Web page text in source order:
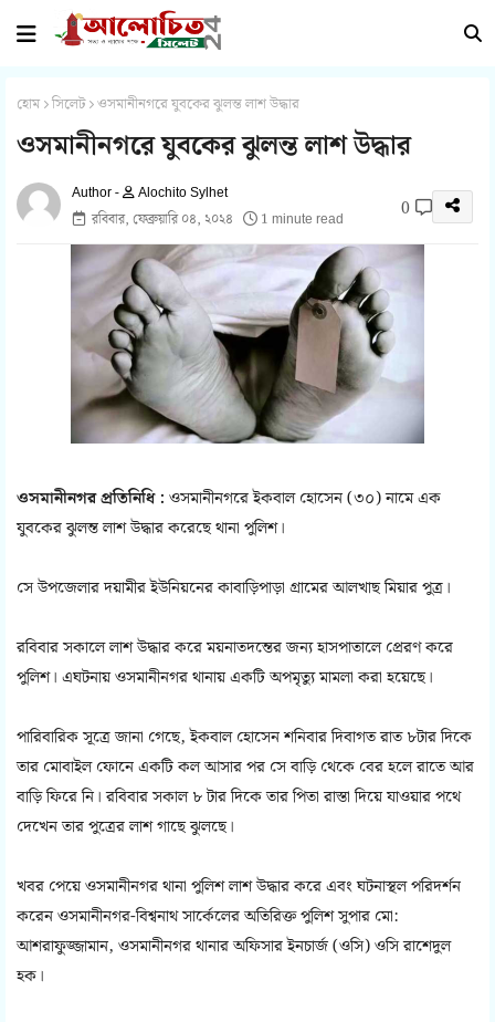
হোম সিলেট ওসমানীনগরে যুবকের ঝুলন্ত লাশ উদ্ধার
ওসমানীনগরে যুবকের ঝুলন্ত লাশ উদ্ধার
Alochito Sylhet
রবিবার, ফেব্রুয়ারি ০৪, ২০২৪
1 minute read 0
ওসমানীনগর প্রতিনিধি : ওসমানীনগরে ইকবাল হোসেন (৩০) নামে এক
যুবকের ঝুলন্ত লাশ উদ্ধার করেছে থানা পুলিশ।
সে উপজেলার দয়ামীর ইউনিয়নের কাবাড়িপাড়া গ্রামের আলখাছ মিয়ার পুত্র।
রবিবার সকালে লাশ উদ্ধার করে ময়নাতদন্তের জন্য হাসপাতালে প্রেরণ করে
পুলিশ। এঘটনায় ওসমানীনগর থানায় একটি অপমৃত্যু মামলা করা হয়েছে।
পারিবারিক সূত্রে জানা গেছে, ইকবাল হোসেন শনিবার দিবাগত রাত ৮টার দিকে
তার মোবাইল ফোনে একটি কল আসার পর সে বাড়ি থেকে বের হলে রাতে আর
বাড়ি ফিরে নি। রবিবার সকাল ৮ টার দিকে তার পিতা রাস্তা দিয়ে যাওয়ার পথে
দেখেন তার পুত্রের লাশ গাছে ঝুলছে।
খবর পেয়ে ওসমানীনগর থানা পুলিশ লাশ উদ্ধার করে এবং ঘটনাস্থল পরিদর্শন
করেন ওসমানীনগর-বিশ্বনাথ সার্কেলের অতিরিক্ত পুলিশ সুপার মো:
আশরাফুজ্জামান, ওসমানীনগর থানার অফিসার ইনচার্জ (ওসি) ওসি রাশেদুল
হক।